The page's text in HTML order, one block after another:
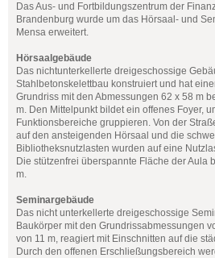
Das Aus- und Fortbildungszentrum der
Brandenburg wurde um das Hörsaal- und
Mensa erweitert.
Hörsaalgebäude
Das nichtunterkellerte dreigeschossige
Stahlbetonskelettbau konstruiert und hat
Grundriss mit den Abmessungen 62 x 58 m
m. Den Mittelpunkt bildet ein offenes Foyer,
Funktionsbereiche gruppieren. Von der
auf den ansteigenden Hörsaal und die
Bibliotheksnutzlasten wurden auf eine
Die stützenfrei überspannte Fläche der Aula
m.
Seminargebäude
Das nicht unterkellerte dreigeschossige
Baukörper mit den Grundrissabmessungen
von 11 m, reagiert mit Einschnitten auf die
Durch den offenen Erschließungsbereich